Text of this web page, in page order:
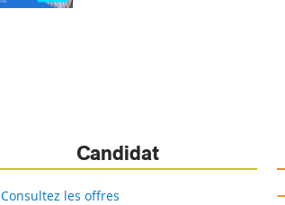
Candidat
Consultez les offres